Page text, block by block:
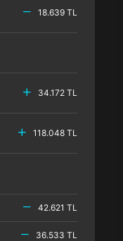
18.639 TL
34.172 TL
118.048 TL
42.621 TL
36.533 TL